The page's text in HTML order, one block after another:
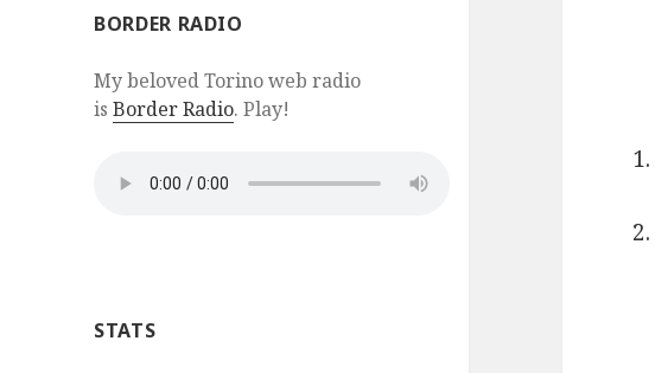
BORDER RADIO
My beloved Torino web radio
isBorder Radio. Play!
STATS